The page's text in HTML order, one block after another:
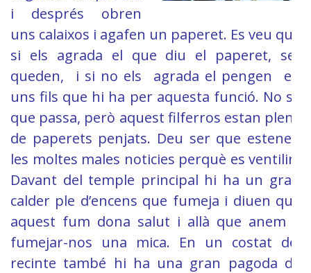
i després obren
uns calaixos i agafen un paperet. Es veu que
si els agrada el que diu el paperet, se’l
queden, i si no els agrada el pengen en
uns fils que hi ha per aquesta funció. No se
que passa, però aquest filferros estan plens
de paperets penjats. Deu ser que estenen
les moltes males noticies perquè es ventilin.
Davant del temple principal hi ha un gran
calder ple d’encens que fumeja i diuen que
aquest fum dona salut i allà que anem a
fumejar-nos una mica. En un costat del
recinte també hi ha una gran pagoda de